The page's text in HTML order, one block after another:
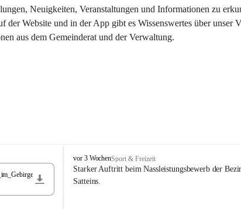
Neuigkeiten, Veranstaltungen und Informationen zu
Website und in der App gibt es Wissenswertes über unser
aus dem Gemeinderat und der Verwaltung.
F
r
e
vor 3 WochenSport & Freizeit
Starker Auftritt beim Nassleistungsbewerb der
Satteins.